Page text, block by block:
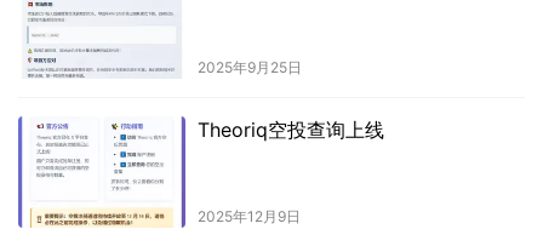
2025年9月25日
Theoriq空投查询上线
2025年12月9日